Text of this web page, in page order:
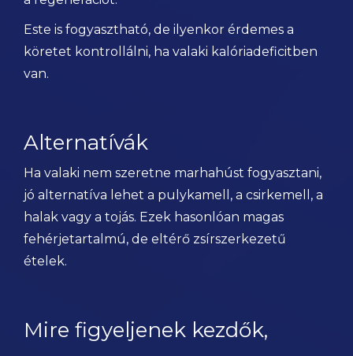
Este is fogyasztható, de ilyenkor érdemes a
köretet kontrollálni, ha valaki kalóriadeficitben
van.
Alternatívák
Ha valaki nem szeretne marhahúst fogyasztani,
jó alternatíva lehet a pulykamell, a csirkemell, a
halak vagy a tojás. Ezek hasonlóan magas
fehérjetartalmú, de eltérő zsírszerkezetű
ételek.
Mire figyeljenek kezdők,